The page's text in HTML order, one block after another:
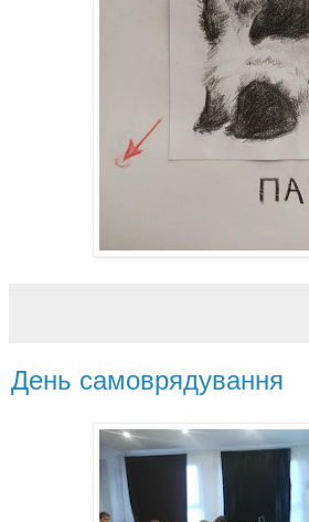
День самоврядування